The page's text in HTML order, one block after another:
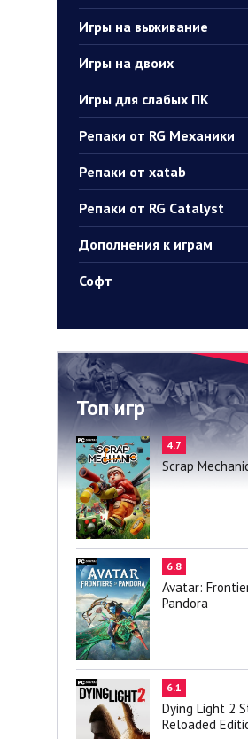
Игры на выживание
Игры на двоих
Игры для слабых ПК
Репаки от RG Механики
Репаки от xatab
Репаки от RG Catalyst
Дополнения к играм
Софт
Топ игр
4.7
Scrap
6.8
Avatar:
Pandora
6.1
Dying Light 2
Reloaded